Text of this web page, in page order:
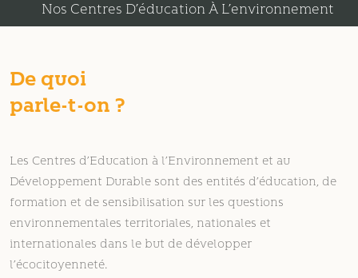
Nos Centres D’éducation À L’environnement
De quoi
parle-t-on ?
Les Centres d’Education à l’Environnement et au
Développement Durable sont des entités d’éducation, de
formation et de sensibilisation sur les questions
environnementales territoriales, nationales et
internationales dans le but de développer
l’écocitoyenneté.